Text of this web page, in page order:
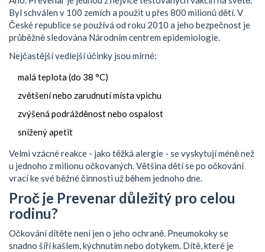
Byl schválen v 100 zemích a použit u přes 800 milionů dětí. V
České republice se používá od roku 2010 a jeho bezpečnost je
průběžně sledována Národním centrem epidemiologie.
Nejčastější vedlejší účinky jsou mírné:
malá teplota (do 38 °C)
zvětšení nebo zarudnutí místa vpichu
zvýšená podrážděnost nebo ospalost
snížený apetit
Velmi vzácné reakce - jako těžká alergie - se vyskytují méně než
u jednoho z milionu očkovaných. Většina dětí se po očkování
vrací ke své běžné činnosti už během jednoho dne.
Proč je Prevenar důležitý pro celou
rodinu?
Očkování dítěte není jen o jeho ochraně. Pneumokoky se
snadno šíří kašlem, kýchnutím nebo dotykem. Dítě, které je